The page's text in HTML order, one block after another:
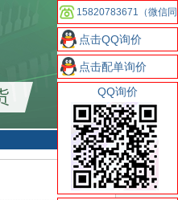
723615820783671（微信同
步） 点击QQ询价
点击配单询价
QQ询价